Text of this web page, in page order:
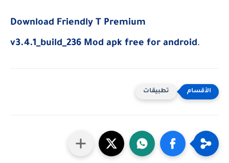
Download Friendly T Premium
v3.4.1_build_236 Mod apk free for android.
تطبيقات